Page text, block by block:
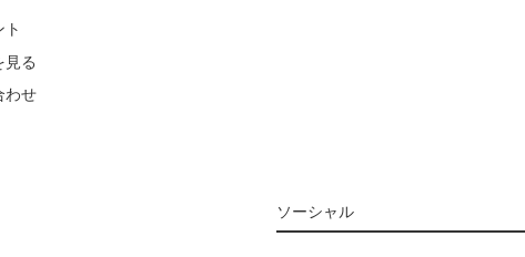
ト
見る
わせ
ソーシャル